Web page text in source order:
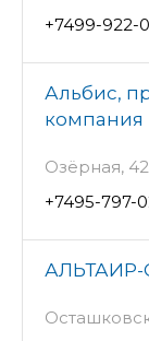
+7499-922-
Альбис,
компания
Озёрная,
+7495-797-
АЛЬТАИР-